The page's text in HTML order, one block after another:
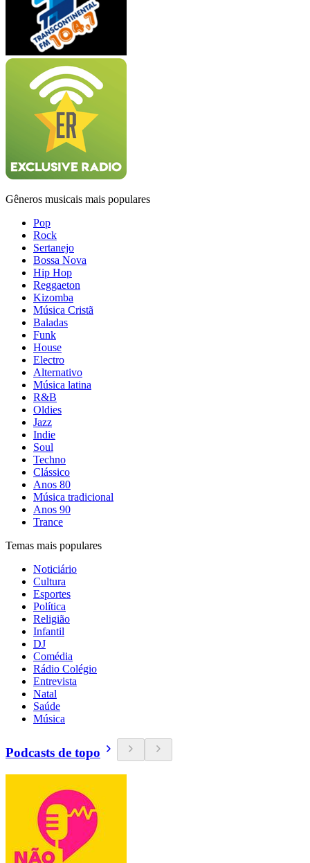
Gêneros musicais mais populares
Pop
Rock
Sertanejo
Bossa Nova
Hip Hop
Reggaeton
Kizomba
Música Cristã
Baladas
Funk
House
Electro
Alternativo
Música latina
R&B
Oldies
Jazz
Indie
Soul
Techno
Clássico
Anos 80
Música tradicional
Anos 90
Trance
Temas mais populares
Noticiário
Cultura
Esportes
Política
Religião
Infantil
DJ
Comédia
Rádio Colégio
Entrevista
Natal
Saúde
Música
Podcasts de topo